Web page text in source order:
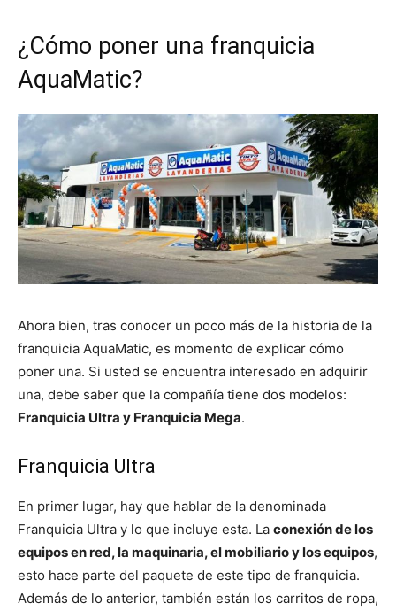
¿Cómo poner una franquicia
AquaMatic?
Ahora bien, tras conocer un poco más de la historia de la
franquicia AquaMatic, es momento de explicar cómo
poner una. Si usted se encuentra interesado en adquirir
una, debe saber que la compañía tiene dos modelos:
Franquicia Ultra y Franquicia Mega.
Franquicia Ultra
En primer lugar, hay que hablar de la denominada
Franquicia Ultra y lo que incluye esta. La conexión de los
equipos en red, la maquinaria, el mobiliario y los equipos,
esto hace parte del paquete de este tipo de franquicia.
Además de lo anterior, también están los carritos de ropa,